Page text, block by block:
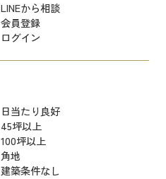
LINEから相談
会員登録
ログイン
日当たり良好
45坪以上
100坪以上
角地
建築条件なし